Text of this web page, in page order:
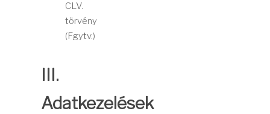
CLV.
törvény
(Fgytv.)
III.
Adatkezelések